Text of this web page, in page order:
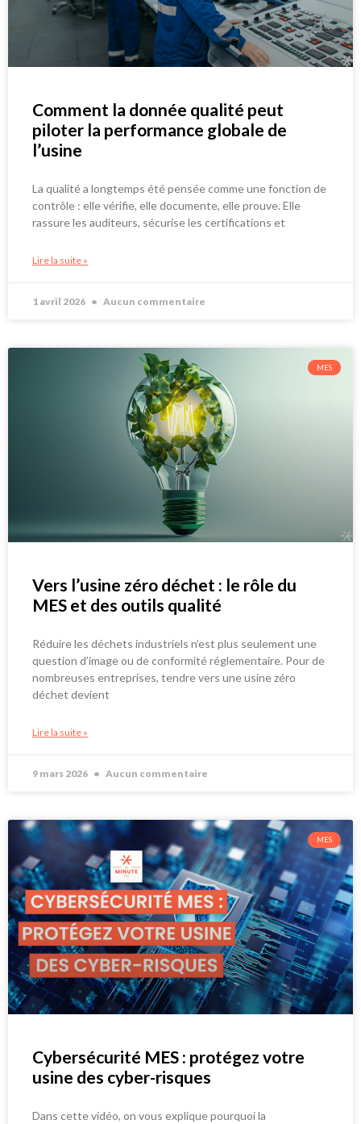
Comment la donnée qualité peut
piloter la performance globale de
l’usine
La qualité a longtemps été pensée comme une fonction de
contrôle : elle vérifie, elle documente, elle prouve. Elle
rassure les auditeurs, sécurise les certifications et
Lire la suite »
1 avril 2026 Aucun commentaire
MES
Vers l’usine zéro déchet : le rôle du
MES et des outils qualité
Réduire les déchets industriels n’est plus seulement une
question d’image ou de conformité réglementaire. Pour de
nombreuses entreprises, tendre vers une usine zéro
déchet devient
Lire la suite »
9 mars 2026 Aucun commentaire
MES
Cybersécurité MES : protégez votre
usine des cyber-risques
Dans cette vidéo, on vous explique pourquoi la